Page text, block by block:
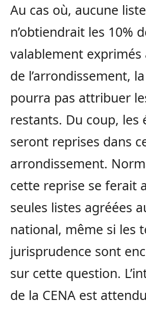
Au cas où, aucune liste
n’obtiendrait les 10%
valablement exprimés
de l’arrondissement,
pourra pas attribuer
restants. Du coup, les
seront reprises dans
arrondissement.
cette reprise se ferait
seules listes agréées
national, même si les
jurisprudence sont
sur cette question.
de la CENA est